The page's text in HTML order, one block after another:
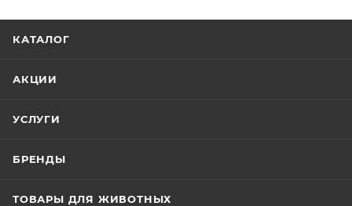
КАТАЛОГ
АКЦИИ
УСЛУГИ
БРЕНДЫ
ТОВАРЫ ДЛЯ ЖИВОТНЫХ